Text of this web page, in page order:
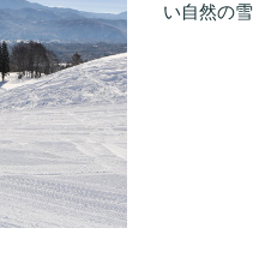
い自然の